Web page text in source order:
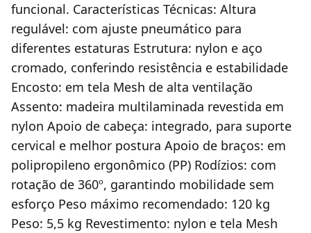
funcional. Características Técnicas: Altura
regulável: com ajuste pneumático para
diferentes estaturas Estrutura: nylon e aço
cromado, conferindo resistência e estabilidade
Encosto: em tela Mesh de alta ventilação
Assento: madeira multilaminada revestida em
nylon Apoio de cabeça: integrado, para suporte
cervical e melhor postura Apoio de braços: em
polipropileno ergonômico (PP) Rodízios: com
rotação de 360º, garantindo mobilidade sem
esforço Peso máximo recomendado: 120 kg
Peso: 5,5 kg Revestimento: nylon e tela Mesh